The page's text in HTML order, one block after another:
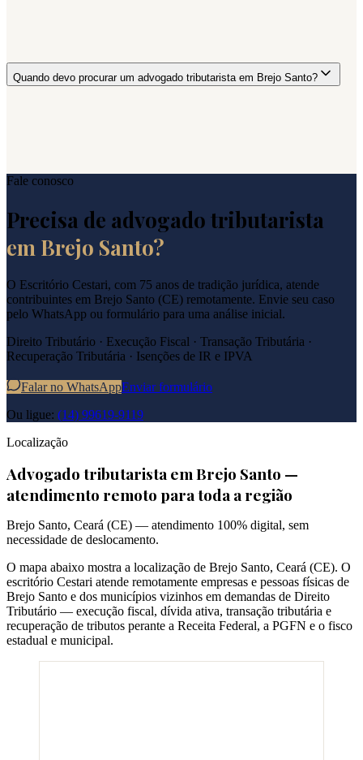
Quando devo procurar um advogado tributarista em Brejo Santo?
Fale conosco
Precisa de advogado tributarista
em Brejo Santo?
O Escritório Cestari, com 75 anos de tradição jurídica, atende
contribuintes em Brejo Santo (CE) remotamente. Envie seu caso
pelo WhatsApp ou formulário para uma análise inicial.
Direito Tributário · Execução Fiscal · Transação Tributária ·
Recuperação Tributária · Isenções de IR e IPVA
Falar no WhatsAppEnviar formulário
Ou ligue: (14) 99619-9119
Localização
Advogado tributarista emBrejo Santo —
atendimento remoto para toda a região
Brejo Santo, Ceará (CE) — atendimento 100% digital, sem
necessidade de deslocamento.
O mapa abaixo mostra a localização de Brejo Santo, Ceará (CE). O
escritório Cestari atende remotamente empresas e pessoas físicas de
Brejo Santo e dos municípios vizinhos em demandas de Direito
Tributário — execução fiscal, dívida ativa, transação tributária e
recuperação de tributos perante a Receita Federal, a PGFN e o fisco
estadual e municipal.